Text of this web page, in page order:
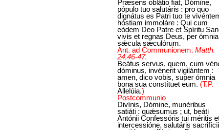
Præsens oblátio fiat, Dómine,
pópulo tuo salutáris : pro quo
dignátus es Patri tuo te
hóstiam immoláre : Qui cum
eódem Deo Patre et Spíritu
vivis et regnas Deus, per ómnia
sǽcula sæculórum.
Ant. ad Communionem. Matth.
24,46-47.
Beátus servus, quem, cum
dóminus, invénerit vigilántem :
amen, dico vobis, super ómnia
bona sua constítuet eum. (T.P.
Allelúia.)
Postcommunio
Divínis, Dómine, munéribus
satiáti : quǽsumus ; ut, beáti
Antónii Confessóris tui méritis
intercessióne, salutáris sacrifícii